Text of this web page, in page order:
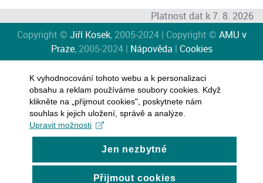
Platnost dat k 7. 8. 2026
Copyright © Jiří Kosek, 2005-2024 | Copyright © AMU v
Praze, 2005-2024 | Nápověda | Cookies
K vyhodnocování tohoto webu a k personalizaci
obsahu a reklam používáme soubory cookies. Když
klikněte na „přijmout cookies", poskytnete nám
souhlas k jejich uložení, správě a analýze.
Upravit možnosti
Jen nezbytné
Přijmout cookies